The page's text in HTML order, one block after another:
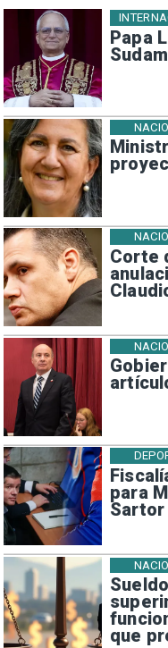
Papa
Corte
para
Sartor
que